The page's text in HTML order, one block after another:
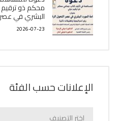
محكم ذو ترقيم
البشري في
2026-07-23
الإعلانات حسب الفئة
الإعلانات